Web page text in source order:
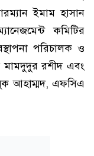
ইমাম হাসান
কমিটির
পরিচালক ও
মামদুদুর রশীদ এবং
আহাম্মদ, এফসিএ